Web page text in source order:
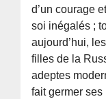
d’un courage
soi inégalés ;
aujourd’hui,
filles de la
adeptes
fait germer ses